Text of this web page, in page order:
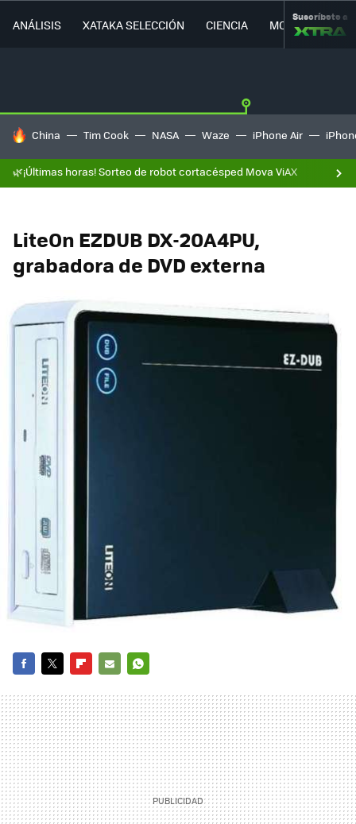
ANÁLISIS XATAKA SELECCIÓN CIENCIA MOVILIDAD
Suscríbete a
HOY SE HABLA DE
China Tim Cook NASA Waze iPhone Air
🌿¡Últimas horas! Sorteo de robot cortacésped Mova ViAX
LiteOn EZDUB DX-20A4PU,
grabadora de DVD externa
MAIL